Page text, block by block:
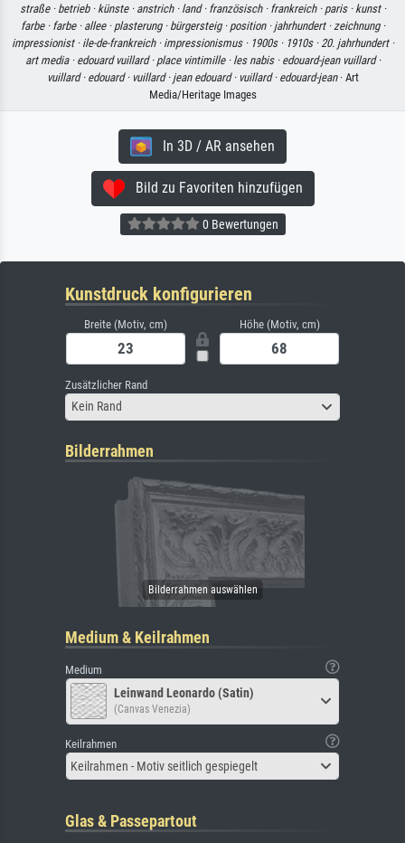
straße · betrieb · künste · anstrich · land · französisch · frankreich · paris · kunst ·
farbe · farbe · allee · plasterung · bürgersteig · position · jahrhundert · zeichnung ·
impressionist · ile-de-frankreich · impressionismus · 1900s · 1910s · 20. jahrhundert ·
art media · edouard vuillard · place vintimille · les nabis · edouard-jean vuillard ·
vuillard · edouard · vuillard · jean edouard · vuillard · edouard-jean· Art
Media/Heritage Images
In 3D / AR ansehen
Bild zu Favoriten hinzufügen
0 Bewertungen
Kunstdruck konfigurieren
Breite (Motiv, cm) Höhe (Motiv, cm)
Zusätzlicher Rand
Kein Rand
Bilderrahmen
Medium & Keilrahmen
Medium
Leinwand Leonardo (Satin)
(Canvas Venezia)
Keilrahmen
Keilrahmen - Motiv seitlich gespiegelt
Glas & Passepartout